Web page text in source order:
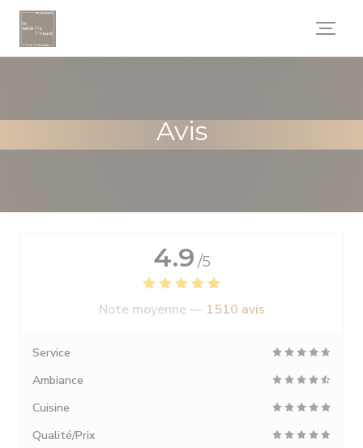
Personnalisation de vos choix en matière de cookies
Avis
4.9 /5
Note moyenne — 1510 avis
Service
Ambiance
Cuisine
Qualité/Prix